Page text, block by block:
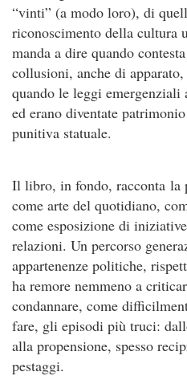
“vinti” (a modo loro), di
riconoscimento della cultura
manda a dire quando
collusioni, anche di
quando le leggi
ed erano diventate
punitiva statuale.
Il libro, in fondo, racconta la
come arte del quotidiano,
come esposizione di
relazioni. Un percorso
appartenenze politiche,
ha remore nemmeno a
condannare, come
fare, gli episodi più truci:
alla propensione, spesso
pestaggi.